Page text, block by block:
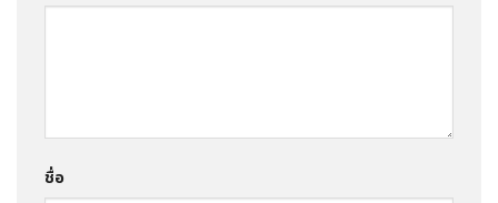
ชื่อ